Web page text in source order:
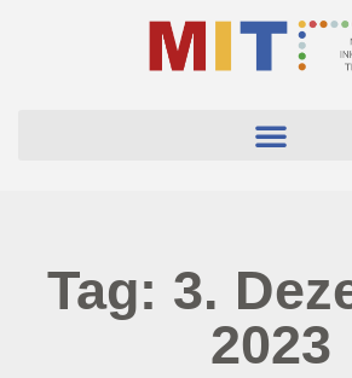
Tag: 3.
2023